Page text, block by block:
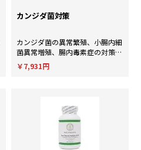
カンジダ菌対策
カンジダ菌の異常繁殖、小腸内細
菌異常増殖、腸内毒素症の対策
に！
￥7,931円